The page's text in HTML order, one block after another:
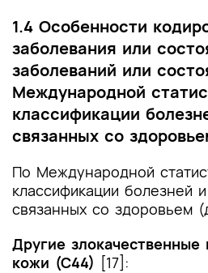
1.4 Особенности
заболевания или
заболеваний или
Международной
классификации
связанных со
По Международной
классификации болезней
связанных со здоровьем
Другие злокачественные
кожи (С44) [17]: